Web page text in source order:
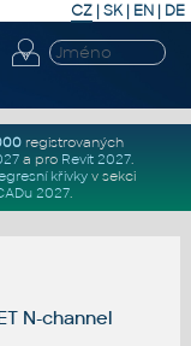
CZ | SK| EN | DE
registrovaných
a pro Revit 2027.
křivkyv sekci
2027.
N-channel